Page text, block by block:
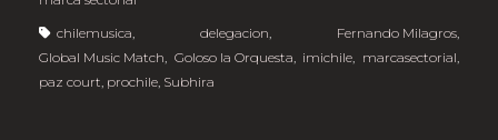
chilemusica, delegacion, Fernando Milagros,
Global Music Match, Goloso la Orquesta, imichile, marcasectorial,
paz court, prochile, Subhira